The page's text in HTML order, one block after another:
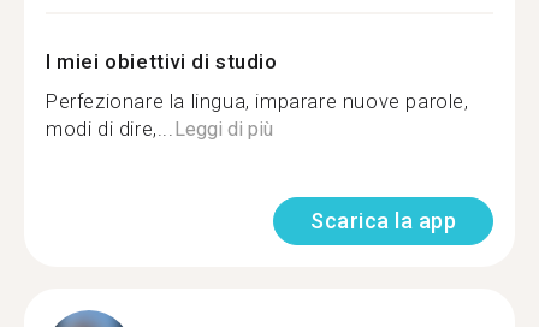
I miei obiettivi di studio
Perfezionare la lingua, imparare nuove parole,
modi di dire,...Leggi di più
Scarica la app